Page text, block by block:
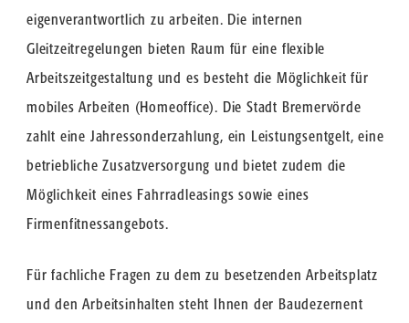
eigenverantwortlich zu arbeiten. Die internen
Gleitzeitregelungen bieten Raum für eine flexible
Arbeitszeitgestaltung und es besteht die Möglichkeit für
mobiles Arbeiten (Homeoffice). Die Stadt Bremervörde
zahlt eine Jahressonderzahlung, ein Leistungsentgelt, eine
betriebliche Zusatzversorgung und bietet zudem die
Möglichkeit eines Fahrradleasings sowie eines
Firmenfitnessangebots.
Für fachliche Fragen zu dem zu besetzenden Arbeitsplatz
und den Arbeitsinhalten steht Ihnen der Baudezernent